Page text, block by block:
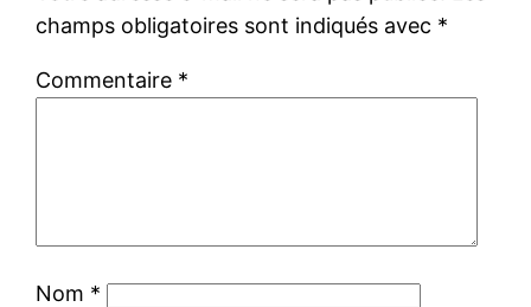
champs obligatoires sont indiqués avec *
Commentaire *
Nom *